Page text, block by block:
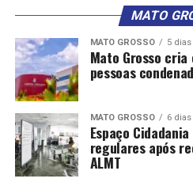
MATO
MATO GROSSO 5
Mato Grosso
pessoas
MATO GROSSO 6
Espaço
regulares após
ALMT